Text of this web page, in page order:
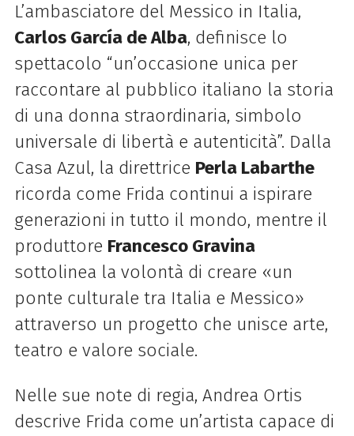
L’ambasciatore del Messico in Italia,
Carlos García de Alba, definisce lo
spettacolo “un’occasione unica per
raccontare al pubblico italiano la storia
di una donna straordinaria, simbolo
universale di libertà e autenticità”. Dalla
Casa Azul, la direttrice Perla Labarthe
ricorda come Frida continui a ispirare
generazioni in tutto il mondo, mentre il
produttore Francesco Gravina
sottolinea la volontà di creare «un
ponte culturale tra Italia e Messico»
attraverso un progetto che unisce arte,
teatro e valore sociale.
Nelle sue note di regia, Andrea Ortis
descrive Frida come un’artista capace di